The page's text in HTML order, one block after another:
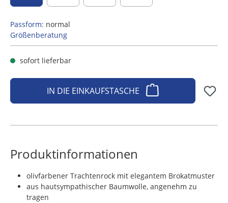
Passform: normal
Größenberatung
sofort lieferbar
IN DIE EINKAUFSTASCHE
Produktinformationen
olivfarbener Trachtenrock mit elegantem Brokatmuster
aus hautsympathischer Baumwolle, angenehm zu
tragen